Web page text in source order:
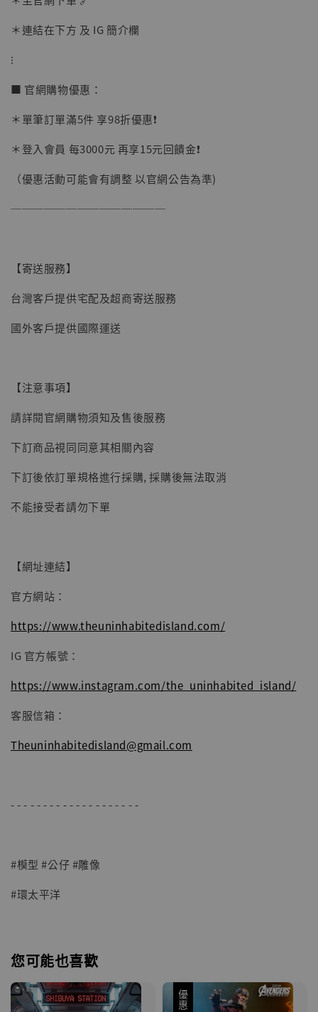
＊連結在下方 及 IG 簡介欄
⁝
■ 官網購物優惠：
＊單筆訂單滿5件 享98折優惠❗️
＊登入會員 每3000元 再享15元回饋金❗️
（優惠活動可能會有調整 以官網公告為準)
──────────────
【寄送服務】
台灣客戶提供宅配及超商寄送服務
國外客戶提供國際運送
【注意事項】
請詳閱官網購物須知及售後服務
下訂商品視同同意其相關內容
下訂後依訂單規格進行採購, 採購後無法取消
不能接受者請勿下單
【網址連結】
官方網站：
https://www.theuninhabitedisland.com/
IG 官方帳號：
https://www.instagram.com/the_uninhabited_island/
客服信箱：
Theuninhabitedisland@gmail.com
- - - - - - - - - - - - - - - - - - - -
#模型 #公仔 #雕像
#環太平洋
您可能也喜歡
優惠